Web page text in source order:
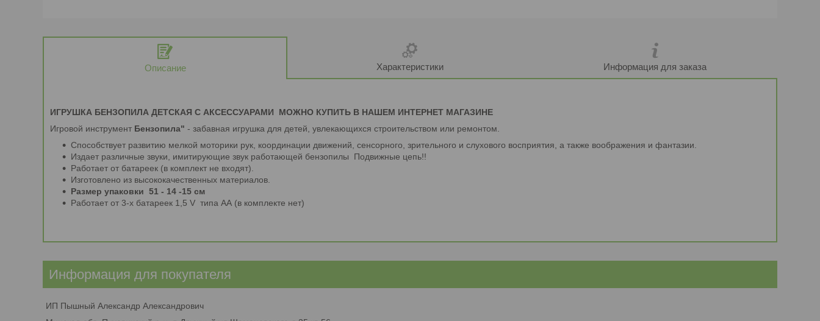
Описание Характеристики Информация для заказа
ИГРУШКА БЕНЗОПИЛА ДЕТСКАЯ С АКСЕССУАРАМИ МОЖНО КУПИТЬ В НАШЕМ ИНТЕРНЕТ МАГАЗИНЕ
Игровой инструмент Бензопила" - забавная игрушка для детей, увлекающихся строительством или ремонтом.
Способствует развитию мелкой моторики рук, координации движений, сенсорного, зрительного и слухового восприятия, а также воображения и фантазии.
Издает различные звуки, имитирующие звук работающей бензопилы Подвижные цепь!!
Работает от батареек (в комплект не входят).
Изготовлено из высококачественных материалов.
Размер упаковки 51 - 14 -15 см
Работает от 3-х батареек 1,5 V типа АА (в комплекте нет)
Информация для покупателя
ИП Пышный Александр Александрович